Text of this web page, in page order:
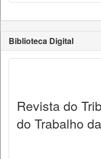
Biblioteca Digital
Revista do
do Trabalho